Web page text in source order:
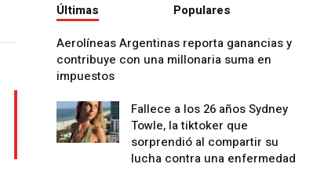
Últimas
Populares
Aerolíneas Argentinas reporta ganancias y
contribuye con una millonaria suma en
impuestos
Fallece a los 26 años Sydney
Towle, la tiktoker que
sorprendió al compartir su
lucha contra una enfermedad